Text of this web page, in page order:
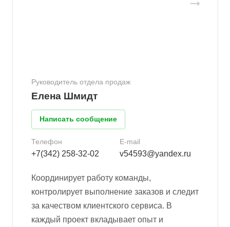
Руководитель отдела продаж
Елена Шмидт
Написать сообщение
Телефон
+7(342) 258-32-02
E-mail
v54593@yandex.ru
Координирует работу команды,
контролирует выполнение заказов и следит
за качеством клиентского сервиса. В
каждый проект вкладывает опыт и